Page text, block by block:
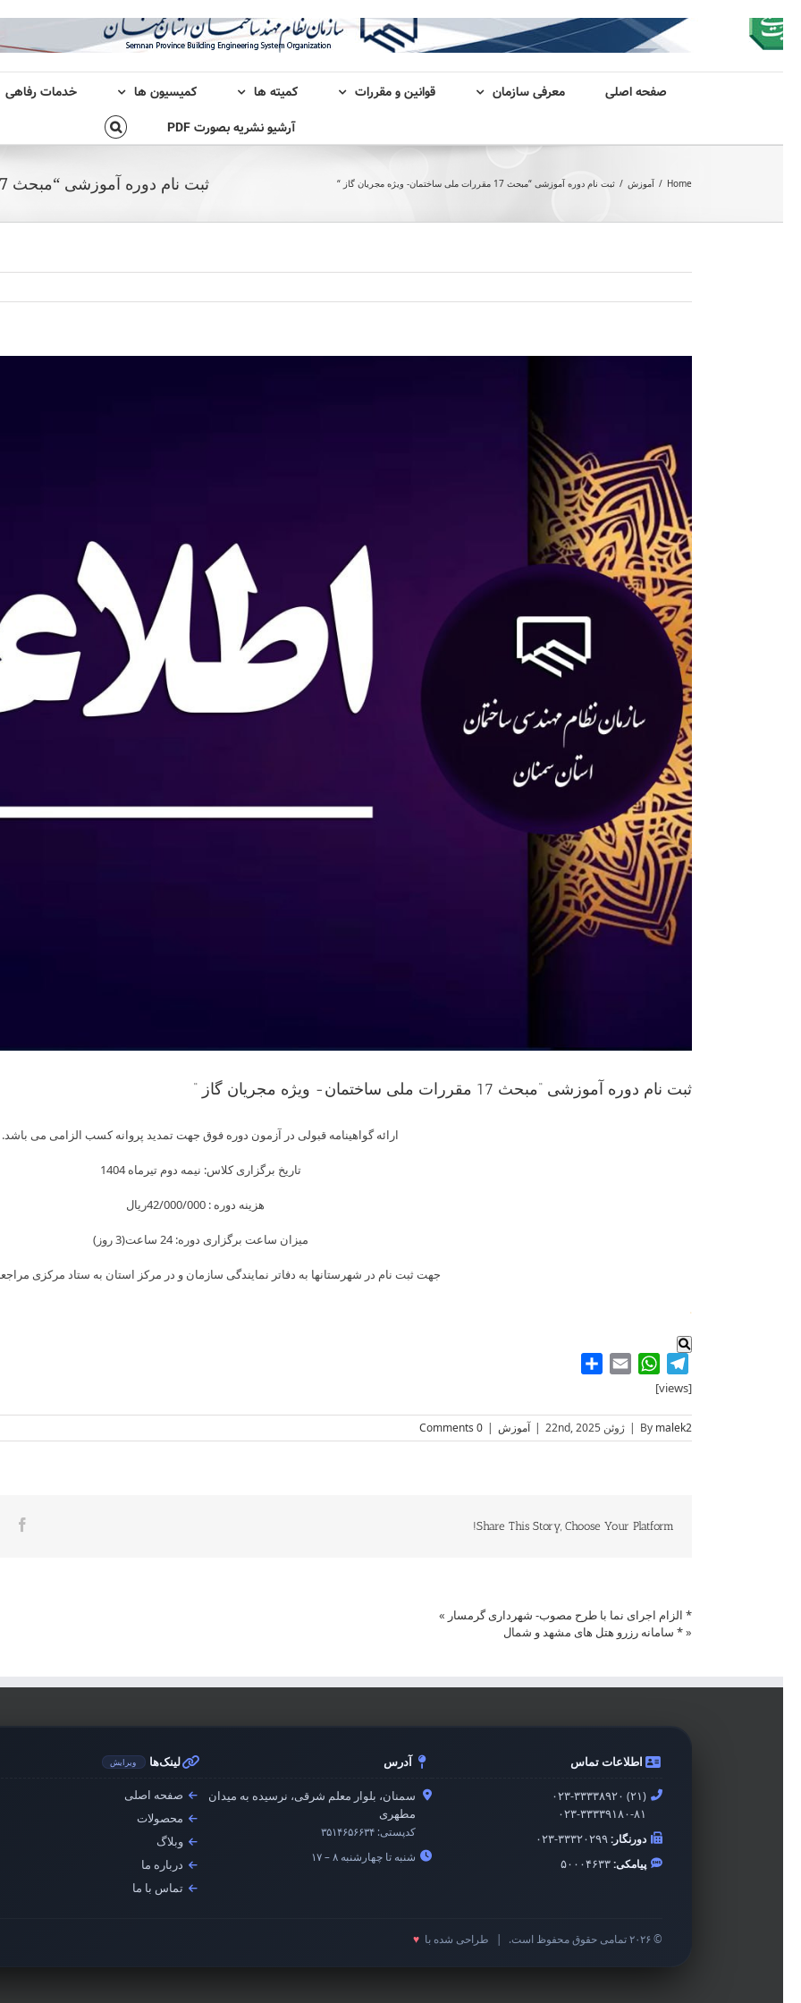
to
صفحه اصلی معرفی سازمان قوانین و مقررات کمیته ها کمیسیون ها خدمات رفاهی
آرشیو نشریه بصورت PDF
ثبت نام دوره آموزشی “مبحث 17 مقررات ملی ساختمان- ویژه مجریان گاز “ Home
/ آموزش / ثبت نام دوره آموزشی “مبحث 17 مقررات ملی ساختمان- ویژه مجریان گاز “
ثبت نام دوره آموزشی “مبحث 17 مقررات ملی ساختمان- ویژه مجریان گاز “
ارائه گواهینامه قبولی در آزمون دوره فوق جهت تمدید پروانه کسب الزامی می باشد.
تاریخ برگزاری کلاس: نیمه دوم تیرماه 1404
هزینه دوره : 42/000/000ريال
میزان ساعت برگزاری دوره: 24 ساعت(3 روز)
جهت ثبت نام در شهرستانها به دفاتر نمایندگی سازمان و در مرکز استان به ستاد مرکزی
.
Telegram
WhatsApp
Email
[views]
By malek2
| ژوئن 22nd, 2025 | آموزش |
0 Comments
Share This Story, Choose Your Platform!
* الزام اجرای نما با طرح مصوب- شهرداری گرمسار »
«* سامانه رزرو هتل های مشهد و شمال
اطلاعات تماس
۰۲۳-۳۳۳۳۸۹۲۰ (۲۱)
۰۲۳-۳۳۳۳۹۱۸۰-۸۱
دورنگار:۰۲۳-۳۳۳۲۰۲۹۹
پیامکی:۵۰۰۰۴۶۳۳
آدرس
سمنان، بلوار معلم شرقی، نرسیده به میدان
مطهری
کدپستی:۳۵۱۴۶۵۶۶۳۴
شنبه تا چهارشنبه ۸ – ۱۷
لینک‌ها ویرایش
صفحه اصلی
محصولات
وبلاگ
درباره ما
تماس با ما
© ۲۰۲۶ تمامی حقوق محفوظ است. طراحی شده با ♥